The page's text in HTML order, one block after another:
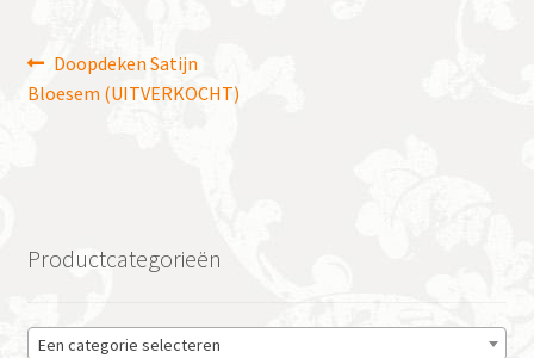
Bericht
navigatie
Vorig
bericht:
Doopdeken Satijn
Bloesem (UITVERKOCHT)
Productcategorieën
Een categorie selecteren